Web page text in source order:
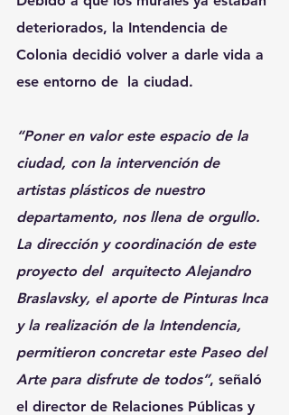
deteriorados, la Intendencia de
Colonia decidió volver a darle vida a
ese entorno de  la ciudad.
“Poner en valor este espacio de la
ciudad, con la intervención de
artistas plásticos de nuestro
departamento, nos llena de orgullo.
La dirección y coordinación de este
proyecto del  arquitecto Alejandro
Braslavsky, el aporte de Pinturas Inca
y la realización de la Intendencia,
permitieron concretar este Paseo del
Arte para disfrute de todos”, señaló
el director de Relaciones Públicas y